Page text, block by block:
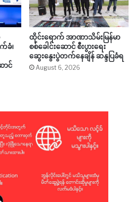
ခံ၊
ာင်
ထိုင်းရောက် အာဏာသိမ်းမြန်မာ
စစ်ခေါင်းဆောင် စီးပွားရေး
ဆွေးနွေးပွဲတက်နေချိန် ဆန္ဒပြခံရ
August 6, 2026